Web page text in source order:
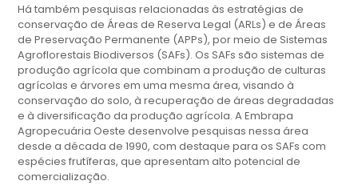
Há também pesquisas relacionadas às estratégias de
conservação de Áreas de Reserva Legal (ARLs) e de Áreas
de Preservação Permanente (APPs), por meio de Sistemas
Agroflorestais Biodiversos (SAFs). Os SAFs são sistemas de
produção agrícola que combinam a produção de culturas
agrícolas e árvores em uma mesma área, visando à
conservação do solo, à recuperação de áreas degradadas
e à diversificação da produção agrícola. A Embrapa
Agropecuária Oeste desenvolve pesquisas nessa área
desde a década de 1990, com destaque para os SAFs com
espécies frutíferas, que apresentam alto potencial de
comercialização.